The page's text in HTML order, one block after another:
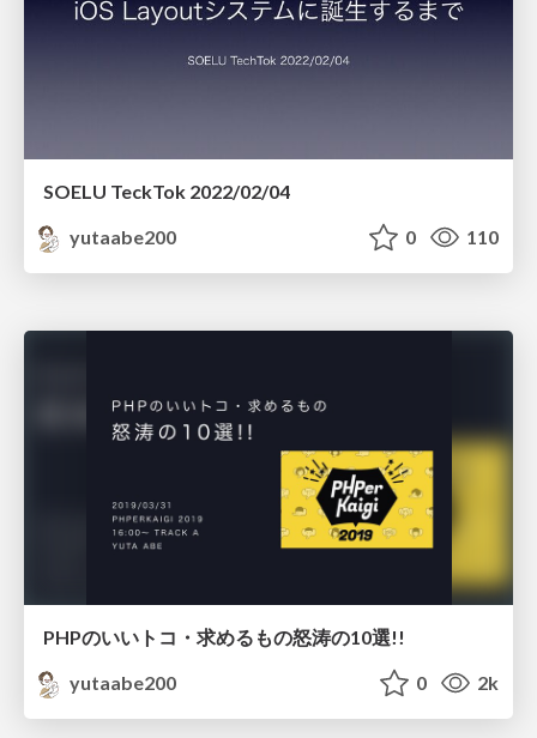
SOELU TeckTok 2022/02/04
yutaabe200
0 110
PHPのいいトコ・求めるもの怒涛の10選!!
yutaabe200
0 2k